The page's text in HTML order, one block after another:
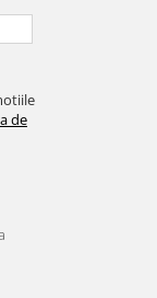
de